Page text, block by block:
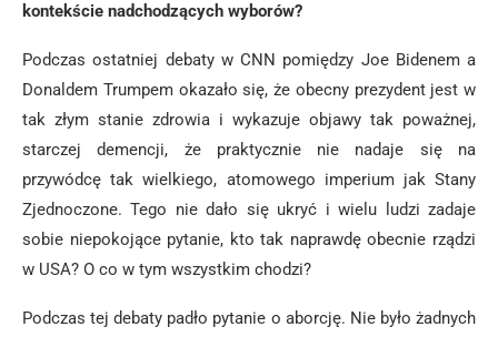
kontekście nadchodzących wyborów?
Podczas ostatniej debaty w CNN pomiędzy Joe Bidenem a
Donaldem Trumpem okazało się, że obecny prezydent jest w
tak złym stanie zdrowia i wykazuje objawy tak poważnej,
starczej demencji, że praktycznie nie nadaje się na
przywódcę tak wielkiego, atomowego imperium jak Stany
Zjednoczone. Tego nie dało się ukryć i wielu ludzi zadaje
sobie niepokojące pytanie, kto tak naprawdę obecnie rządzi
w USA? O co w tym wszystkim chodzi?
Podczas tej debaty padło pytanie o aborcję. Nie było żadnych